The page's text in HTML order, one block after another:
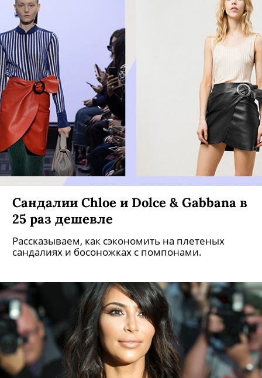
Сандалии Chloe и Dolce & Gabbana в
25 раз дешевле
Рассказываем, как сэкономить на плетеных
сандалиях и босоножках с помпонами.